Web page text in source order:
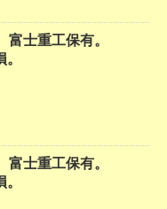
士重工保有。
士重工保有。